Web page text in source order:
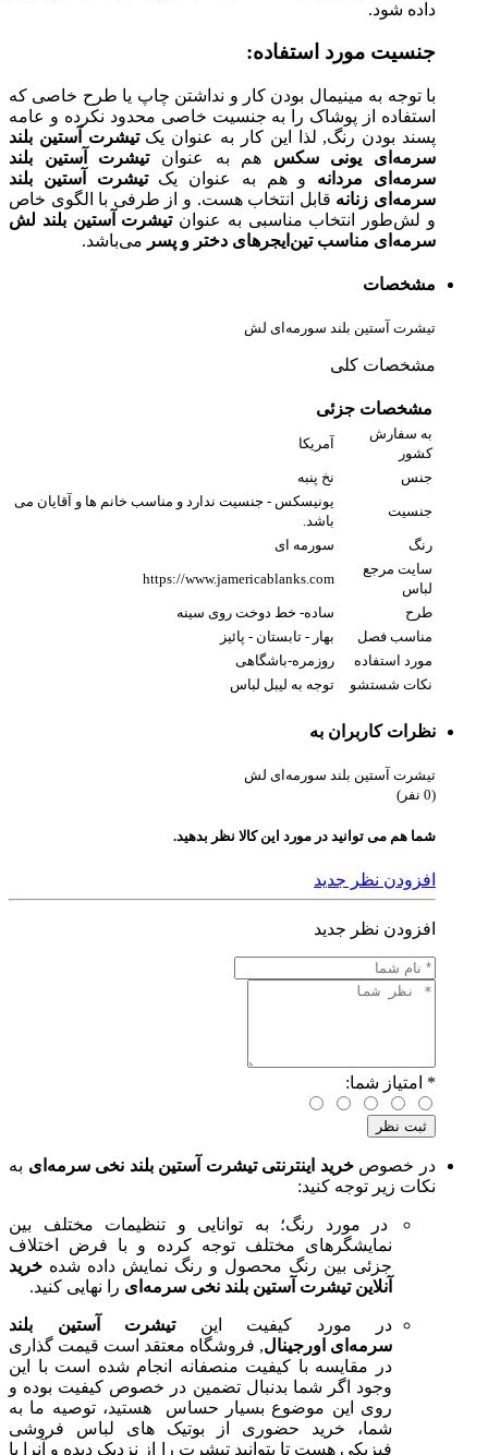
داده شود.
جنسیت مورد استفاده:
با توجه به مینیمال بودن کار و نداشتن چاپ یا طرح خاصی که
استفاده از پوشاک را به جنسیت خاصی محدود نکرده و عامه
پسند بودن رنگ, لذا این کار به عنوان یکتیشرت آستین بلند
سرمه‌ای یونی سکس هم به عنوانتیشرت آستین بلند
سرمه‌ای مردانه و هم به عنوان یکتیشرت آستین بلند
سرمه‌ای زنانه قابل انتخاب هست. و از طرفی با الگوی خاص
و لش‌‌طور انتخاب مناسبی به عنوانتیشرت آستین بلند لش
سرمه‌ای مناسب تین‌ایجرهای دختر و پسر می‌باشد.
مشخصات
تیشرت آستین بلند سورمه‌ای لش
مشخصات کلی
مشخصات جزئی
به سفارش
کشور
آمریکا
جنس نخ پنبه
جنسیت
یونیسکس - جنسیت ندارد و مناسب خانم ها و آقایان می
باشد.
رنگ
سورمه ای
سایت مرجع
لباس
https://www.jamericablanks.com
طرح
ساده- خط دوخت روی سینه
مناسب فصل
بهار - تابستان - پائیز
مورد استفاده
روزمره-باشگاهی
نکات شستشو
توجه به لیبل لباس
نظرات کاربران به
تیشرت آستین بلند سورمه‌ای لش
(0 نفر)
شما هم می توانید در مورد این کالا نظر بدهید.
افزودن نظر جدید
افزودن نظر جدید
* امتیاز شما:
در خصوصخرید اینترنتی تیشرت آستین بلند نخی سرمه‌ای به
نکات زیر توجه کنید:
در مورد رنگ؛ به توانایی و تنظیمات مختلف بین
نمایشگرهای مختلف توجه کرده و با فرض اختلاف
جزئی بین رنگ محصول و رنگ نمایش داده شده خرید
آنلاین تیشرت آستین بلند نخی سرمه‌ای را نهایی کنید.
در مورد کیفیت اینتیشرت آستین بلند
سرمه‌ای اورجینال, فروشگاه معتقد است قیمت گذاری
در مقایسه با کیفیت منصفانه انجام شده است با این
وجود اگر شما بدنبال تضمین در خصوص کیفیت بوده و
روی این موضوع بسیار حساس هستید، توصیه ما به
شما، خرید حضوری از بوتیک های لباس فروشی
فیزیکی هست تا بتوانید تیشرت را از نزدیک دیده و آنرا با